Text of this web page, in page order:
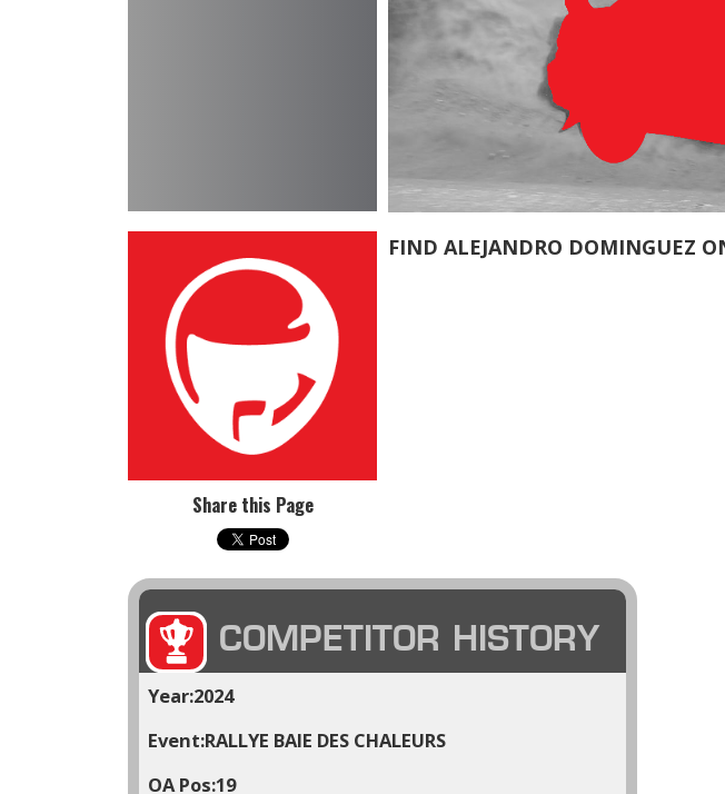
Share this Page
FIND ALEJANDRO DOMINGUEZ
COMPETITOR HISTORY
2024
RALLYE BAIE DES CHALEURS
19